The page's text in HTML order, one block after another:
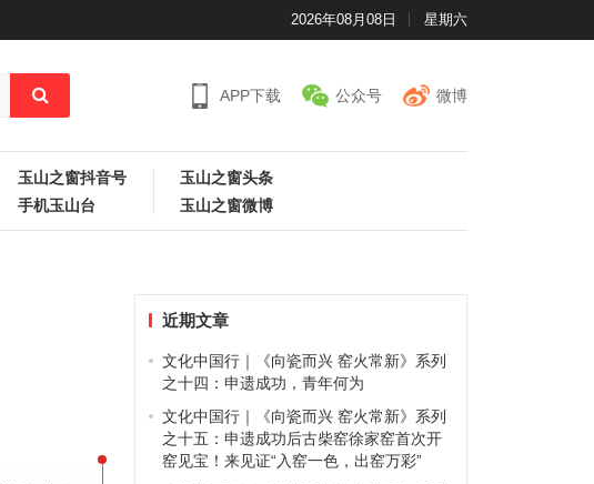
2026年08月08日 星期六
APP下载 公众号 微博
玉山之窗抖音号
手机玉山台
玉山之窗头条
玉山之窗微博
近期文章
文化中国行｜《向瓷而兴 窑火常新》系列
之十四：申遗成功，青年何为
文化中国行｜《向瓷而兴 窑火常新》系列
之十五：申遗成功后古柴窑徐家窑首次开
窑见宝！来见证“入窑一色，出窑万彩”